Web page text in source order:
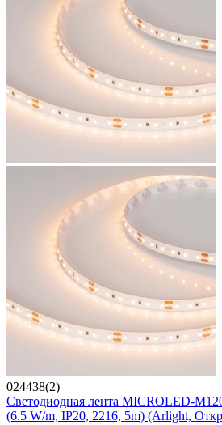
024438(2)
Светодиодная лента MICROLED-
(6.5 W/m, IP20, 2216, 5m) (Arlight,